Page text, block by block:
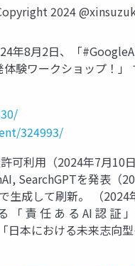
2024
年8月2日、「
験ワークショップ！」
324993/
可利用（2024年7月10
SearchGPTを発表（
生成して刷新。 （
責 任 あ る AI 認 証
本における未来志向